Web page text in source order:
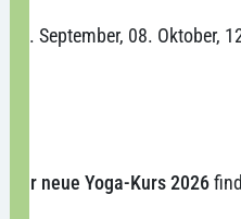
17. September, 08. Oktober,
Der neue Yoga-Kurs 2026